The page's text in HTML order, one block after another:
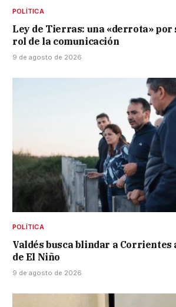
POLÍTICA
Ley de Tierras: una «derrota»
rol de la comunicación
9 de agosto de 2026
POLÍTICA
Valdés busca blindar a Corrientes
de El Niño
9 de agosto de 2026